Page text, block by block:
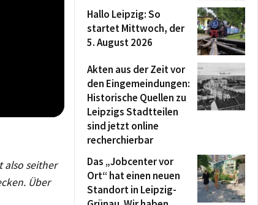
also seither
Über
Hallo Leipzig: So
startet Mittwoch, der
5. August 2026
Akten aus der Zeit vor
den Eingemeindungen:
Historische Quellen zu
Leipzigs Stadtteilen
sind jetzt online
recherchierbar
Das „Jobcenter vor
Ort“ hat einen neuen
Standort in Leipzig-